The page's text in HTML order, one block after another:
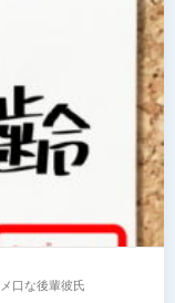
口な後輩彼氏